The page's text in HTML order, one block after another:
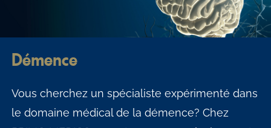
Démence
Vous cherchez un spécialiste expérimenté dans
le domaine médical de la démence? Chez